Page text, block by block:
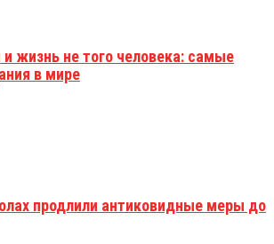
жизнь не того человека: самые
в мире
продлили антиковидные меры до